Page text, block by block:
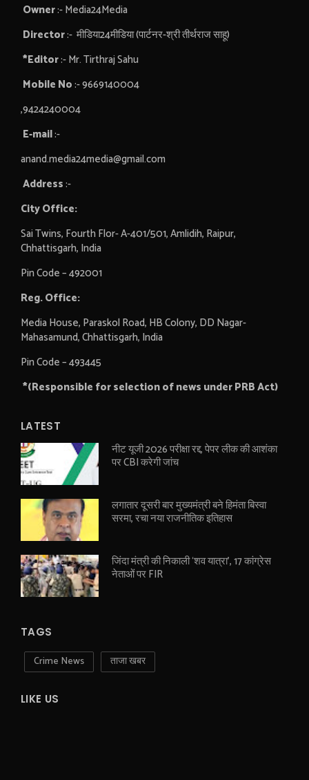
Owner:- Media24Media
Director:- मीडिया24मीडिया (पार्टनर-श्री तीर्थराज साहू)
*Editor:- Mr. Tirthraj Sahu
Mobile No:- 9669140004
,9424240004
E-mail:-
anand.media24media@gmail.com
Address:-
City Office:
Sai Twins, Fourth Flor- A-401/501, Amlidih, Raipur,
Chhattisgarh, India
Pin Code – 492001
Reg. Office:
Media House, Paraskol Road, HB Colony, DD Nagar-
Mahasamund, Chhattisgarh, India
Pin Code – 493445
*(Responsible for selection of news under PRB Act)
LATEST
नीट यूजी 2026 परीक्षा रद्द, पेपर लीक की आशंका
पर CBI करेगी जांच
लगातार दूसरी बार मुख्यमंत्री बने हिमंता बिस्वा
सरमा, रचा नया राजनीतिक इतिहास
जिंदा मंत्री की निकाली ‘शव यात्रा’, 17 कांग्रेस
नेताओं पर FIR
TAGS
Crime News ताजा खबर
LIKE US